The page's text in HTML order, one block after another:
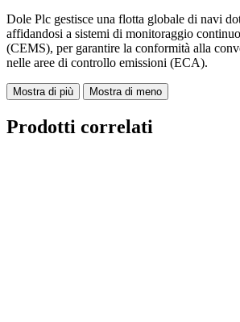
Dole Plc gestisce una flotta globale di navi
affidandosi a sistemi di monitoraggio
(CEMS), per garantire la conformità alla
nelle aree di controllo emissioni (ECA).
Mostra di più Mostra di meno
Prodotti correlati